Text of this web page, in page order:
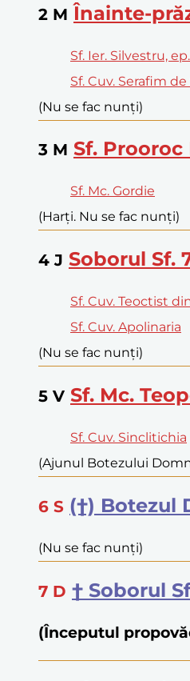
2 M Înainte-
Sf. Ier. Silvestru,
Sf. Cuv. Serafim de
(Nu se fac nunți)
3 M Sf. Prooroc
Sf. Mc. Gordie
(Harți. Nu se fac nunți)
4 J Soborul Sf.
Sf. Cuv. Teoctist
Sf. Cuv. Apolinaria
(Nu se fac nunți)
5 V Sf. Mc.
Sf. Cuv. Sinclitichia
(Ajunul Botezului
6 S (†) Botezul
(Nu se fac nunți)
7 D † Soborul
(Începutul